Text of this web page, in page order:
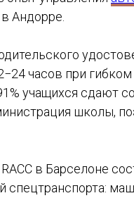
Андорре.
часов при
учащихся
школы,
в Барселоне